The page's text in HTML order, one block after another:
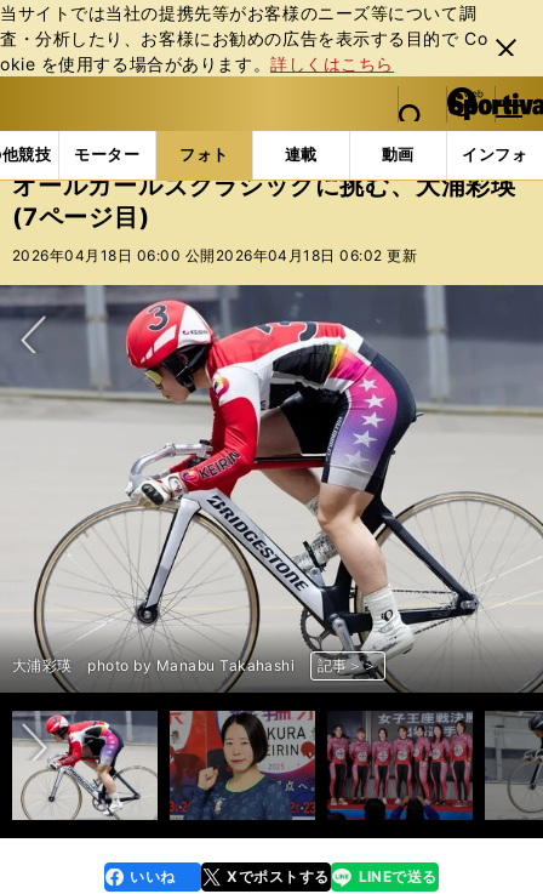
当サイトでは当社の提携先等がお客様のニーズ等について調
査・分析したり、お客様にお勧めの広告を表⽰する⽬的で Co
okie を使⽤する場合があります。詳しくはこちら
閉じ
る
web Sportiva (webスポルティーバ)
検索
マイペ
ー
ジ
メニュ
競技 モーター フォト 連載 動画 インフォ
b
ス
ポ
ル
ー
バ
フォトギャラリー コラムフォト オールガールズク
オールガールズクラシックに挑む、大浦彩瑛
(7ページ目)
2026年04月18日 06:00 公開 2026年04月18日 06:02 更新
次へ
大浦彩瑛 photo by Manabu Takahashi 記事＞＞
大浦彩瑛 photo by Manabu Takahashi 記事＞＞
大浦彩瑛 photo by Manabu Takahashi 記事＞＞
大浦彩瑛 photo by Manabu Takahashi 記事＞＞
大浦彩瑛 photo by Manabu Takahashi 記事＞＞
大浦彩瑛 photo by Manabu Takahashi 記事＞＞
大浦彩瑛 photo by Manabu Takahashi 記事＞＞
大浦彩瑛 photo by Manabu Takahashi 記事＞＞
大浦彩瑛 photo by Manabu Takahashi 記事＞＞
大浦彩瑛 photo by Manabu Takahashi 記事＞＞
前へ
faceboo
k
いいね Xでポストする
line LINEで送る